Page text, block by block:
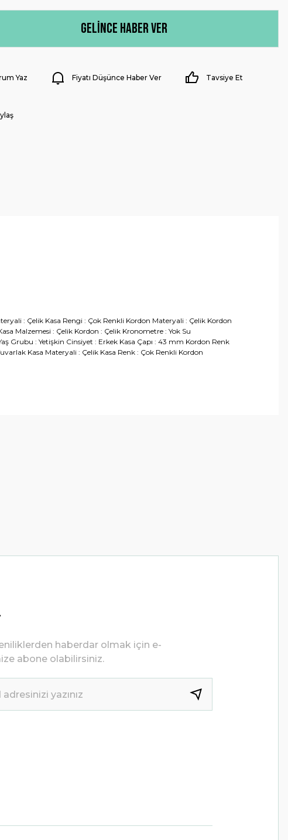
Gelince Haber Ver
Yaz Fiyatı Düşünce Haber Ver Tavsiye Et
: Çelik Kasa Rengi : Çok Renkli Kordon Materyali : Çelik Kordon
Malzemesi : Çelik Kordon : Çelik Kronometre : Yok Su
Grubu : Yetişkin Cinsiyet : Erkek Kasa Çapı : 43 mm Kordon Renk
Kasa Materyali : Çelik Kasa Renk : Çok Renkli Kordon
haberdar olmak için e-
abone olabilirsiniz.